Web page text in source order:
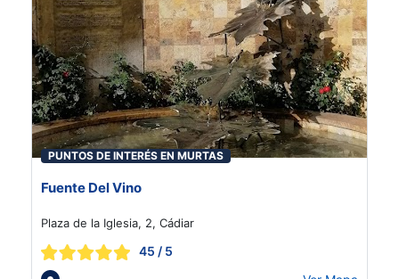
PUNTOS DE INTERÉS EN MURTAS
Fuente Del Vino
Plaza de la Iglesia, 2, Cádiar
45 / 5